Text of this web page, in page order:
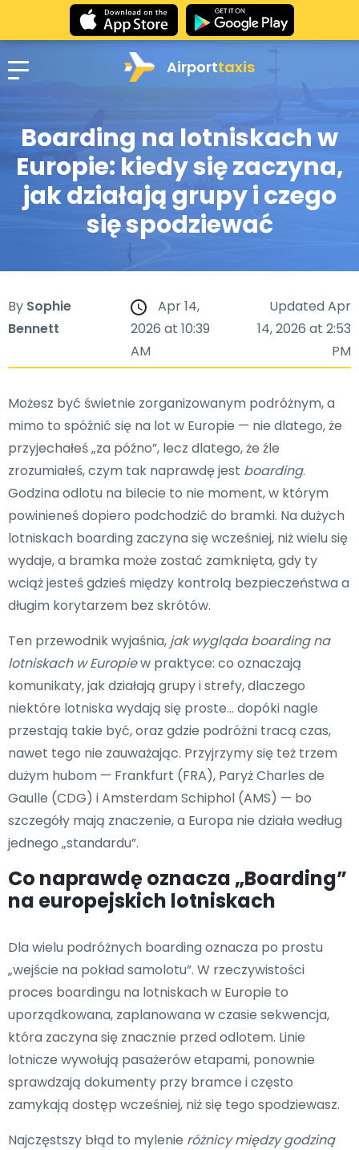
Airporttaxis
Boarding na lotniskach w
Europie: kiedy się zaczyna,
jak działają grupy i czego
się spodziewać
By Sophie
Bennett
Apr 14,
2026 at 10:39
AM
Updated Apr
14, 2026 at 2:53
PM
Możesz być świetnie zorganizowanym podróżnym, a
mimo to spóźnić się na lot w Europie — nie dlatego, że
przyjechałeś „za późno”, lecz dlatego, że źle
zrozumiałeś, czym tak naprawdę jest boarding.
Godzina odlotu na bilecie to nie moment, w którym
powinieneś dopiero podchodzić do bramki. Na dużych
lotniskach boarding zaczyna się wcześniej, niż wielu się
wydaje, a bramka może zostać zamknięta, gdy ty
wciąż jesteś gdzieś między kontrolą bezpieczeństwa a
długim korytarzem bez skrótów.
Ten przewodnik wyjaśnia, jak wygląda boarding na
lotniskach w Europiew praktyce: co oznaczają
komunikaty, jak działają grupy i strefy, dlaczego
niektóre lotniska wydają się proste… dopóki nagle
przestają takie być, oraz gdzie podróżni tracą czas,
nawet tego nie zauważając. Przyjrzymy się też trzem
dużym hubom — Frankfurt (FRA), Paryż Charles de
Gaulle (CDG) i Amsterdam Schiphol (AMS) — bo
szczegóły mają znaczenie, a Europa nie działa według
jednego „standardu”.
Co naprawdę oznacza „Boarding”
na europejskich lotniskach
Dla wielu podróżnych boarding oznacza po prostu
„wejście na pokład samolotu”. W rzeczywistości
proces boardingu na lotniskach w Europie to
uporządkowana, zaplanowana w czasie sekwencja,
która zaczyna się znacznie przed odlotem. Linie
lotnicze wywołują pasażerów etapami, ponownie
sprawdzają dokumenty przy bramce i często
zamykają dostęp wcześniej, niż się tego spodziewasz.
Najczęstszy błąd to mylenie różnicy między godziną